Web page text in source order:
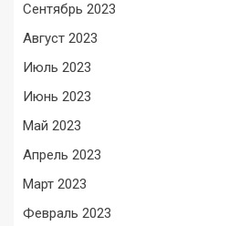
Сентябрь 2023
Август 2023
Июль 2023
Июнь 2023
Май 2023
Апрель 2023
Март 2023
Февраль 2023